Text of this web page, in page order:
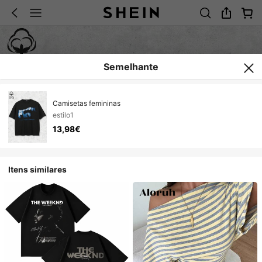
Semelhante
Camisetas femininas
estilo1
13,98€
Itens similares